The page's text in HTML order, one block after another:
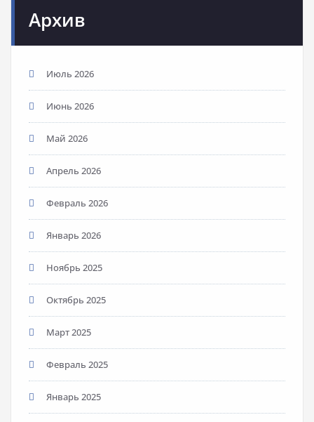
Архив
Июль 2026
Июнь 2026
Май 2026
Апрель 2026
Февраль 2026
Январь 2026
Ноябрь 2025
Октябрь 2025
Март 2025
Февраль 2025
Январь 2025